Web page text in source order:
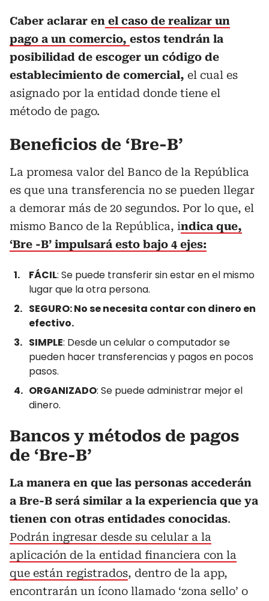
Caber aclarar en el caso de realizar un
pago a un comercio, estos tendrán la
posibilidad de escoger un código de
establecimiento de comercial, el cual es
asignado por la entidad donde tiene el
método de pago.
Beneficios de ‘Bre-B’
La promesa valor del Banco de la República
es que una transferencia no se pueden llegar
a demorar más de 20 segundos. Por lo que, el
mismo Banco de la República, indica que,
‘Bre -B’ impulsará esto bajo 4 ejes:
FÁCIL: Se puede transferir sin estar en el mismo
lugar que la otra persona.
SEGURO: No se necesita contar con dinero en
efectivo.
SIMPLE: Desde un celular o computador se
pueden hacer transferencias y pagos en pocos
pasos.
ORGANIZADO: Se puede administrar mejor el
dinero.
Bancos y métodos de pagos
de ‘Bre-B’
La manera en que las personas accederán
a Bre-B será similar a la experiencia que ya
tienen con otras entidades conocidas.
Podrán ingresar desde su celular a la
aplicación de la entidad financiera con la
que están registrados, dentro de la app,
encontrarán un ícono llamado ‘zona sello’ o